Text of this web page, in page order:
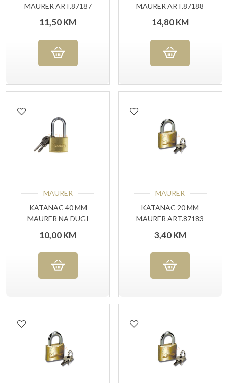
MAURER ART.87187
11,50KM
MAURER ART.87188
14,80KM
MAURER
KATANAC 40 MM
MAURER NA DUGI
10,00KM
MAURER
KATANAC 20 MM
MAURER ART.87183
3,40KM